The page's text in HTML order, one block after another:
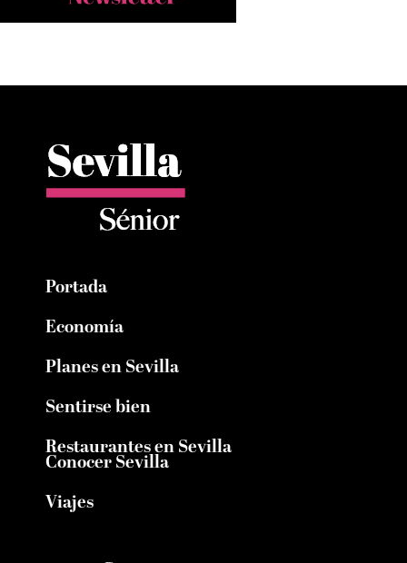
Portada
Economía
Planes en Sevilla
Sentirse bien
Restaurantes en Sevilla
Conocer Sevilla
Viajes